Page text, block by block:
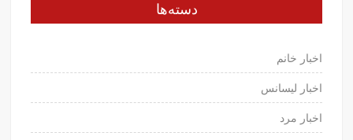
دسته‌ها
اخبار خانم
اخبار لیسانس
اخبار مرد